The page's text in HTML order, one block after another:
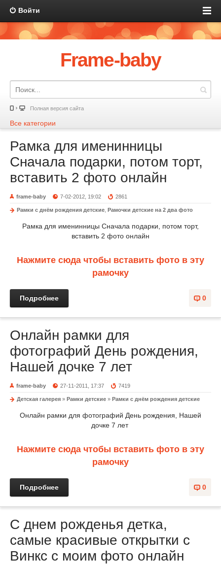
Войти
Frame-baby
Полная версия сайта
Все категории
Рамка для именинницы
Сначала подарки, потом торт,
вставить 2 фото онлайн
frame-baby 7-02-2012, 19:02 2861
Рамки с днём рождения детские Рамочки детские на 2 два фото
Рамка для именинницы Сначала подарки, потом торт,
вставить 2 фото онлайн
Нажмите сюда чтобы вставить фото в эту
рамочку
0
Подробнее
Онлайн рамки для
фотографий День рождения,
Нашей дочке 7 лет
frame-baby 27-11-2011, 17:37 7419
Детская галерея » Рамки детские » Рамки с днём рождения детские
Онлайн рамки для фотографий День рождения, Нашей
дочке 7 лет
Нажмите сюда чтобы вставить фото в эту
рамочку
0
Подробнее
С днем рожденья детка,
самые красивые открытки с
Винкс с моим фото онлайн